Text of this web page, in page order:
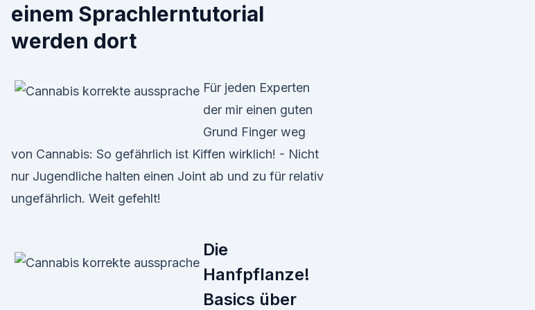
einem Sprachlerntutorial
werden dort
Für jeden Experten
der mir einen guten
Grund Finger weg
von Cannabis: So gefährlich ist Kiffen wirklich! - Nicht
nur Jugendliche halten einen Joint ab und zu für relativ
ungefährlich. Weit gefehlt!
Die
Hanfpflanze!
Basics über